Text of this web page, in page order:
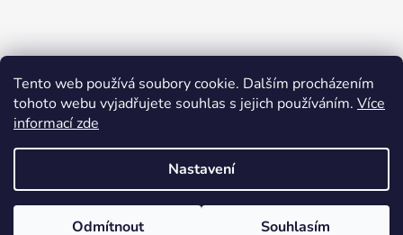
Tento web používá soubory cookie. Dalším procházením
tohoto webu vyjadřujete souhlas s jejich používáním. Více
informací zde
Nastavení
Odmítnout Souhlasím
Sledovat na Instagramu